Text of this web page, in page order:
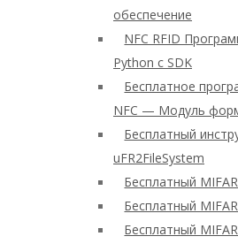
обеспечение
NFC RFID
Python с SDK
Бесплатное
NFC — Модуль
Бесплатный
uFR2FileSystem
Бесплатный
Бесплатный
Бесплатный